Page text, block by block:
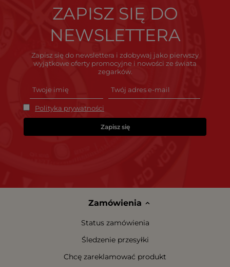
ZAPISZ SIĘ DO
NEWSLETTERA
Zapisz się do newslettera i zdobywaj jako pierwszy
wyjątkowe oferty promocyjne i nowości ze świata
zegarków.
Polityka prywatności
Zapisz się
Zamówienia
Status zamówienia
Śledzenie przesyłki
Chcę zareklamować produkt